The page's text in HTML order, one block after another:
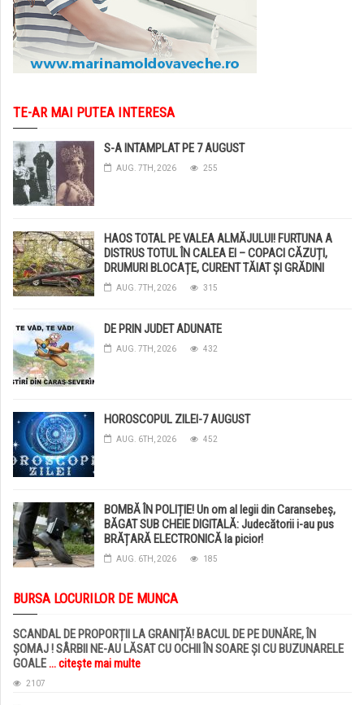
TE-AR MAI PUTEA INTERESA
S-A INTAMPLAT PE 7 AUGUST
AUG. 7TH, 2026 255
HAOS TOTAL PE VALEA ALMĂJULUI! FURTUNA A
DISTRUS TOTUL ÎN CALEA EI – COPACI CĂZUȚI,
DRUMURI BLOCAȚE, CURENT TĂIAT ȘI GRĂDINI
DISTRUSE DE GRINDINĂ!
AUG. 7TH, 2026 315
DE PRIN JUDET ADUNATE
AUG. 7TH, 2026 432
HOROSCOPUL ZILEI-7 AUGUST
AUG. 6TH, 2026 452
BOMBĂ ÎN POLIȚIE! Un om al legii din Caransebeș,
BĂGAT SUB CHEIE DIGITALĂ: Judecătorii i-au pus
BRĂȚARĂ ELECTRONICĂ la picior!
AUG. 6TH, 2026 185
BURSA LOCURILOR DE MUNCA
SCANDAL DE PROPORȚII LA GRANIȚĂ! BACUL DE PE DUNĂRE, ÎN
ȘOMAJ ! SÂRBII NE-AU LĂSAT CU OCHII ÎN SOARE ȘI CU BUZUNARELE
GOALE... citește mai multe
2107